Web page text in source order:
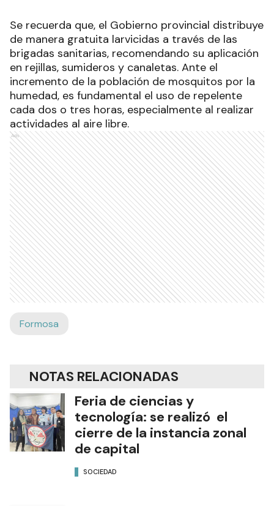
Se recuerda que, el Gobierno provincial distribuye
de manera gratuita larvicidas a través de las
brigadas sanitarias, recomendando su aplicación
en rejillas, sumideros y canaletas. Ante el
incremento de la población de mosquitos por la
humedad, es fundamental el uso de repelente
cada dos o tres horas, especialmente al realizar
actividades al aire libre.
Ads
Formosa
NOTAS RELACIONADAS
Feria de ciencias y
tecnología: se realizó el
cierre de la instancia zonal
de capital
SOCIEDAD